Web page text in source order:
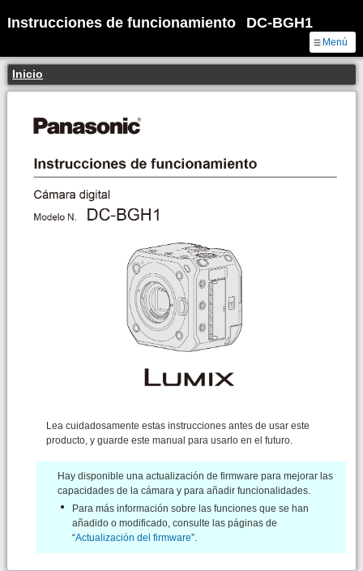
Instrucciones de funcionamiento DC-BGH1
Menú
Inicio
Lea cuidadosamente estas instrucciones antes de usar este
producto, y guarde este manual para usarlo en el futuro.
Hay disponible una actualización de firmware para mejorar las
capacidades de la cámara y para añadir funcionalidades.
Para más información sobre las funciones que se han
añadido o modificado, consulte las páginas de
“Actualización del firmware”.